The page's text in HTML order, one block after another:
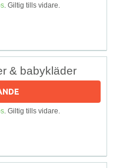
. Giltig tills vidare.
& babykläder
. Giltig tills vidare.